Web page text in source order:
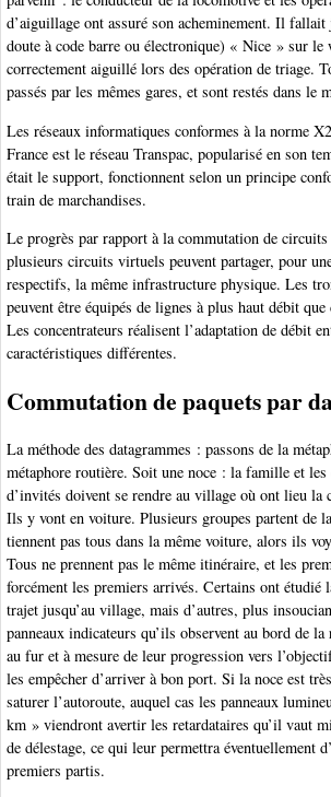
d’aiguillage ont assuré son acheminement. Il fallait
doute à code barre ou électronique) « Nice » sur le
correctement aiguillé lors des opération de triage.
passés par les mêmes gares, et sont restés dans le
Les réseaux informatiques conformes à la norme
France est le réseau Transpac, popularisé en son
était le support, fonctionnent selon un principe
train de marchandises.
Le progrès par rapport à la commutation de
plusieurs circuits virtuels peuvent partager, pour
respectifs, la même infrastructure physique. Les
peuvent être équipés de lignes à plus haut débit
Les concentrateurs réalisent l’adaptation de débit
caractéristiques différentes.
Commutation de paquets par
La méthode des datagrammes : passons de la
métaphore routière. Soit une noce : la famille et
d’invités doivent se rendre au village où ont lieu la
Ils y vont en voiture. Plusieurs groupes partent de
tiennent pas tous dans la même voiture, alors ils
Tous ne prennent pas le même itinéraire, et les
forcément les premiers arrivés. Certains ont étudié
trajet jusqu’au village, mais d’autres, plus
panneaux indicateurs qu’ils observent au bord de
au fur et à mesure de leur progression vers
les empêcher d’arriver à bon port. Si la noce est
saturer l’autoroute, auquel cas les panneaux
km » viendront avertir les retardataires qu’il vaut
de délestage, ce qui leur permettra éventuellement
premiers partis.